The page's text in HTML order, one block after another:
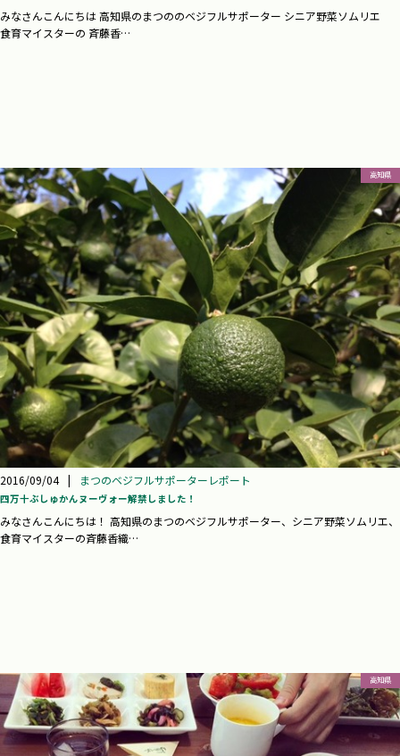
みなさんこんにちは 高知県のまつののベジフルサポーター シニア野菜ソムリエ
食育マイスターの 斉藤香…
高知県
2016/09/04 | まつのベジフルサポーターレポート
四万十ぶしゅかんヌーヴォー解禁しました！
みなさんこんにちは！ 高知県のまつのベジフルサポーター、シニア野菜ソムリエ、
食育マイスターの斉藤香織…
高知県